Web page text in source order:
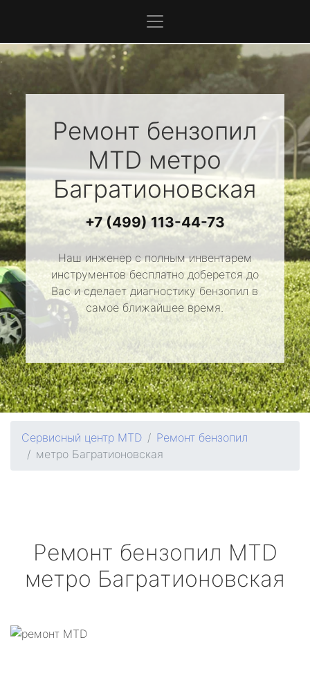
Ремонт бензопил
MTD метро
Багратионовская
+7 (499) 113-44-73
Наш инженер с полным инвентарем
инструментов бесплатно доберется до
Вас и сделает диагностику бензопил в
самое ближайшее время.
Сервисный центр MTD
Ремонт бензопил
метро Багратионовская
Ремонт бензопил MTD
метро Багратионовская